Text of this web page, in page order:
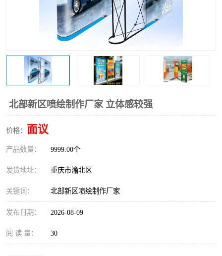
北部新区喷绘制作厂家 立体感较强
价格： 面议
产品数量： 9999.00个
发货地址： 重庆市渝北区
关键词： 北部新区喷绘制作厂家
发布日期： 2026-08-09
阅 读 量： 30